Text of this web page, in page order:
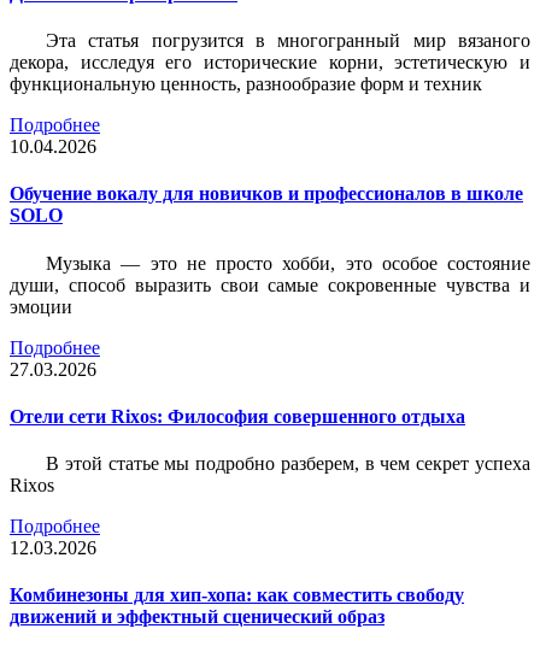
Эта статья погрузится в многогранный мир вязаного
декора, исследуя его исторические корни, эстетическую и
функциональную ценность, разнообразие форм и техник
Подробнее
10.04.2026
Обучение вокалу для новичков и профессионалов в школе
SOLO
Музыка — это не просто хобби, это особое состояние
души, способ выразить свои самые сокровенные чувства и
эмоции
Подробнее
27.03.2026
Отели сети Rixos: Философия совершенного отдыха
В этой статье мы подробно разберем, в чем секрет успеха
Rixos
Подробнее
12.03.2026
Комбинезоны для хип-хопа: как совместить свободу
движений и эффектный сценический образ